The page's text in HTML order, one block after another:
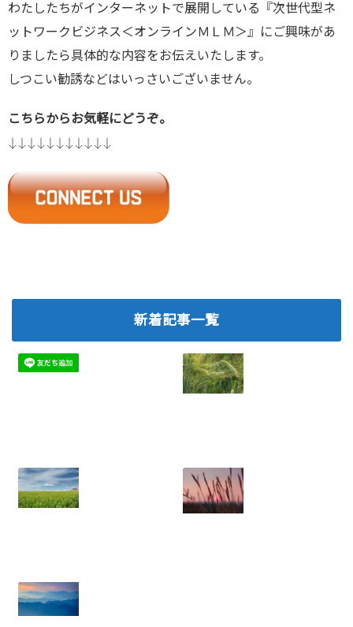
わたしたちがインターネットで展開している『次世代型ネ
ットワークビジネス＜オンラインＭＬＭ＞』にご興味があ
りましたら具体的な内容をお伝えいたします。
しつこい勧誘などはいっさいございません。
こちらからお気軽にどうぞ。
↓↓↓↓↓↓↓↓↓↓↓
新着記事一覧
ぐ！メンバー定着
のための実践ノウ
ハウ
と権利収入の可能
性
2025.07.21